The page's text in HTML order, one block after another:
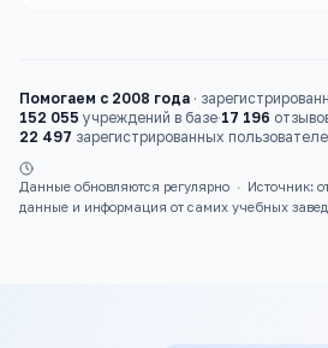
Помогаем с 2008 года ·
152 055 учреждений в базе·17 196
22 497 зарегистрированных
Данные обновляются регулярно ·
Источник:
данные и информация от самих учебных